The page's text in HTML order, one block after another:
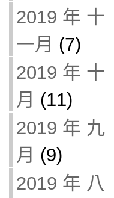
2019 年 十
一月 (7)
2019 年 十
月 (11)
2019 年 九
月 (9)
2019 年 八